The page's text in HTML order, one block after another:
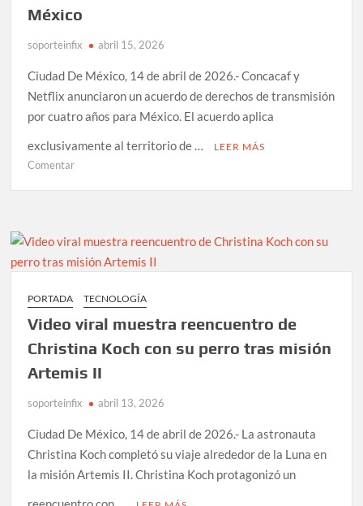
dólares
México
soporteinfix abril 15, 2026
Ciudad De México, 14 de abril de 2026.- Concacaf y
Netflix anunciaron un acuerdo de derechos de transmisión
por cuatro años para México. El acuerdo aplica
exclusivamente al territorio de …
LEER MÁS
Comentaren
acuerdan
exclusiva
torneos
en
México
PORTADA TECNOLOGÍA
Video viral muestra reencuentro de
Christina Koch con su perro tras misión
Artemis II
soporteinfix abril 13, 2026
Ciudad De México, 14 de abril de 2026.- La astronauta
Christina Koch completó su viaje alrededor de la Luna en
la misión Artemis II. Christina Koch protagonizó un